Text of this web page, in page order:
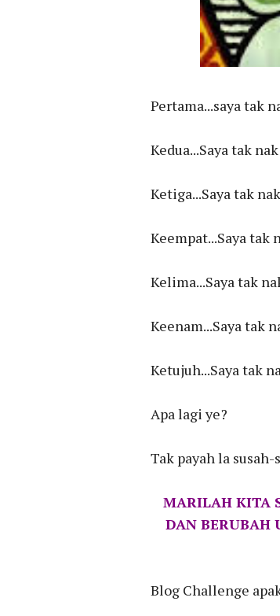
Pertama...saya tak
Kedua...Saya tak
Ketiga...Saya tak
Keempat...Saya tak
Kelima...Saya tak
Keenam...Saya tak
Ketujuh...Saya tak
Apa lagi ye?
Tak payah la
MARILAH KITA
DAN BERUBAH
Blog Challenge